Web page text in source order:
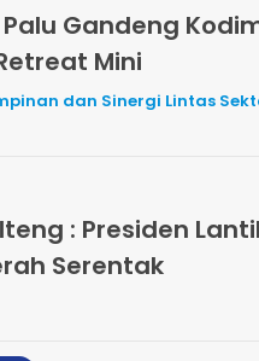
Palu Gandeng
Mini
dan Sinergi Lintas
: Presiden
Serentak